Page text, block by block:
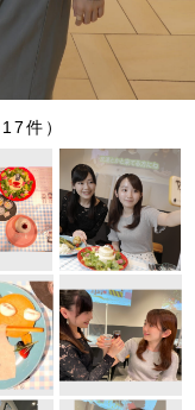
件）